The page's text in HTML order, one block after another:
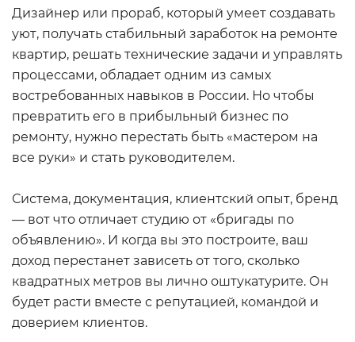
Дизайнер или прораб, который умеет создавать
уют, получать стабильный заработок на ремонте
квартир, решать технические задачи и управлять
процессами, обладает одним из самых
востребованных навыков в России. Но чтобы
превратить его в прибыльный бизнес по
ремонту, нужно перестать быть «мастером на
все руки» и стать руководителем.
Система, документация, клиентский опыт, бренд
— вот что отличает студию от «бригады по
объявлению». И когда вы это построите, ваш
доход перестанет зависеть от того, сколько
квадратных метров вы лично оштукатурите. Он
будет расти вместе с репутацией, командой и
доверием клиентов.